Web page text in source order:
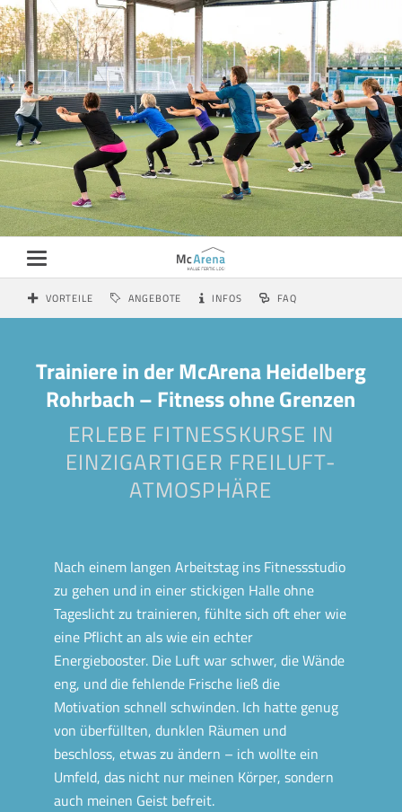
VORTEILE ANGEBOTE INFOS FAQ
Trainiere in der McArena Heidelberg
Rohrbach – Fitness ohne Grenzen
ERLEBE FITNESSKURSE IN
EINZIGARTIGER FREILUFT-
ATMOSPHÄRE
Nach einem langen Arbeitstag ins Fitnessstudio
zu gehen und in einer stickigen Halle ohne
Tageslicht zu trainieren, fühlte sich oft eher wie
eine Pflicht an als wie ein echter
Energiebooster. Die Luft war schwer, die Wände
eng, und die fehlende Frische ließ die
Motivation schnell schwinden. Ich hatte genug
von überfüllten, dunklen Räumen und
beschloss, etwas zu ändern – ich wollte ein
Umfeld, das nicht nur meinen Körper, sondern
auch meinen Geist befreit.